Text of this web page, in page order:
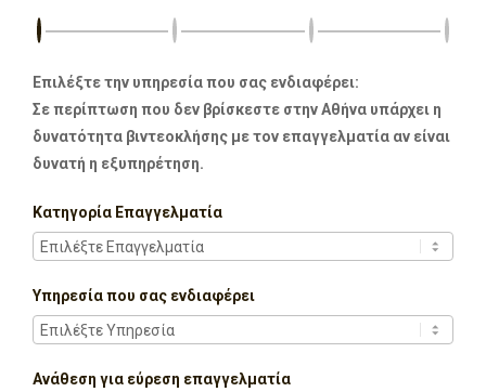
Επιλέξτε την υπηρεσία που σας ενδιαφέρει:
Σε περίπτωση που δεν βρίσκεστε στην Αθήνα υπάρχει η
δυνατότητα βιντεοκλήσης με τον επαγγελματία αν είναι
δυνατή η εξυπηρέτηση.
Κατηγορία Επαγγελματία
Υπηρεσία που σας ενδιαφέρει
Ανάθεση για εύρεση επαγγελματία